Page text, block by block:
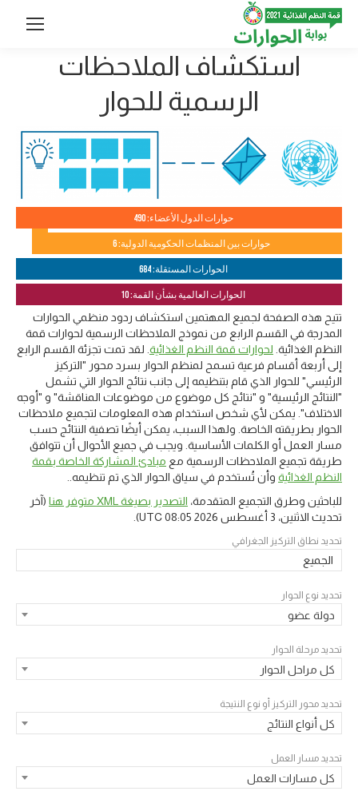
استكشاف الملاحظات
الرسمية للحوار
حوارات الدول الأعضاء: 490
حوارات بين المنظمات الحكومية الدولية: 6
الحوارات المستقلة: 684
الحوارات العالمية بشأن القمة: 10
تتيح هذه الصفحة لجميع المهتمين استكشاف ردود منظمي الحوارات
المدرجة في القسم الرابع من نموذج الملاحظات الرسمية لحوارات قمة
النظم الغذائية. لحوارات قمة النظم الغذائية . لقد تمت تجزئة القسم الرابع
إلى أربعة أقسام فرعية تسمح لمنظم الحوار بسرد محور "التركيز
الرئيسي" للحوار الذي قام بتنظيمه إلى جانب نتائج الحوار التي تشمل
"النتائج الرئيسية" و "نتائج كل موضوع من موضوعات المناقشة" و "أوجه
الاختلاف". يمكن لأي شخص استخدام هذه المعلومات لتجميع ملاحظات
الحوار بطريقته الخاصة. ولهذا السبب، يمكن أيضًا تصفية النتائج حسب
مسار العمل أو الكلمات الأساسية. ويجب في جميع الأحوال أن تتوافق
طريقة تجميع الملاحظات الرسمية مع مبادئ المشاركة الخاصة بقمة
النظم الغذائية وأن تُستخدم في سياق الحوار الذي تم تنظيمه..
للباحثين وطرق التجميع المتقدمة، التصدير بصيغة XML متوفر هنا
(آخر
تحديث الاثنين، 3 أغسطس 2026 08:05 UTC ).
تحديد نطاق التركيز الجغرافي
الجميع
تحديد نوع الحوار
دولة عضو
تحديد مرحلة الحوار
كل مراحل الحوار
تحديد محور التركيز أو نوع النتيجة
كل أنواع النتائج
تحديد مسار العمل
كل مسارات العمل